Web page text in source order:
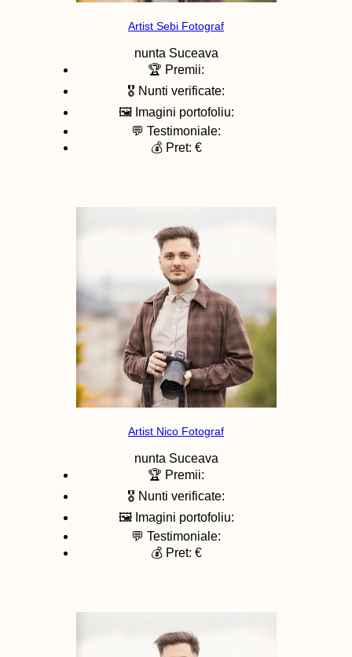
Artist Sebi Fotograf
nunta Suceava
🏆 Premii:
🎖️ Nunti verificate:
🖼️ Imagini portofoliu:
💬 Testimoniale:
💰 Pret: €
Artist Nico Fotograf
nunta Suceava
🏆 Premii:
🎖️ Nunti verificate:
🖼️ Imagini portofoliu:
💬 Testimoniale:
💰 Pret: €